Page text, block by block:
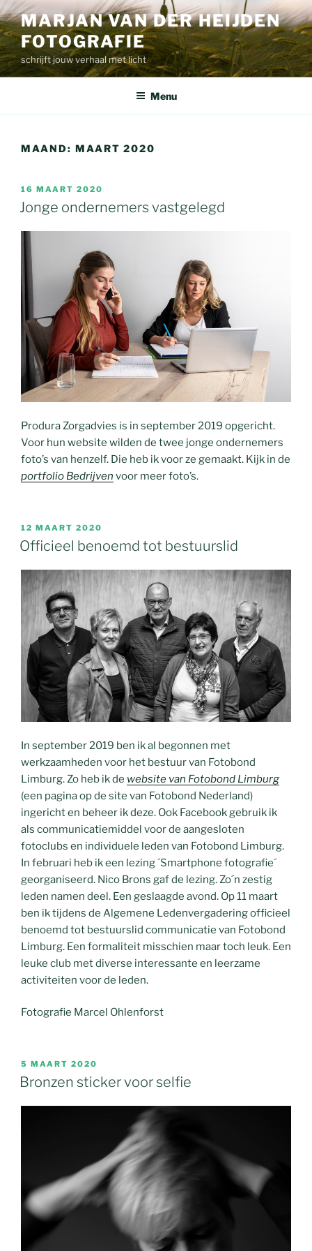
Ga
naar
de
inhoud
MARJAN VAN DER HEIJDEN
FOTOGRAFIE
schrijft jouw verhaal met licht
Menu
MAAND: MAART 2020
GEPLAATST
OP
16 MAART 2020
Jonge ondernemers vastgelegd
Produra Zorgadvies is in september 2019 opgericht.
Voor hun website wilden de twee jonge ondernemers
foto’s van henzelf. Die heb ik voor ze gemaakt. Kijk in de
portfolio Bedrijven voor meer foto’s.
GEPLAATST
OP
12 MAART 2020
Officieel benoemd tot bestuurslid
In september 2019 ben ik al begonnen met
werkzaamheden voor het bestuur van Fotobond
Limburg. Zo heb ik de website van Fotobond Limburg
(een pagina op de site van Fotobond Nederland)
ingericht en beheer ik deze. Ook Facebook gebruik ik
als communicatiemiddel voor de aangesloten
fotoclubs en individuele leden van Fotobond Limburg.
In februari heb ik een lezing ´Smartphone fotografie´
georganiseerd. Nico Brons gaf de lezing. Zo´n zestig
leden namen deel. Een geslaagde avond. Op 11 maart
ben ik tijdens de Algemene Ledenvergadering officieel
benoemd tot bestuurslid communicatie van Fotobond
Limburg. Een formaliteit misschien maar toch leuk. Een
leuke club met diverse interessante en leerzame
activiteiten voor de leden.
Fotografie Marcel Ohlenforst
GEPLAATST
OP
5 MAART 2020
Bronzen sticker voor selfie